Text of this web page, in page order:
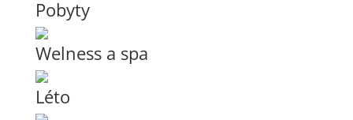
Pobyty
Welness a spa
Léto